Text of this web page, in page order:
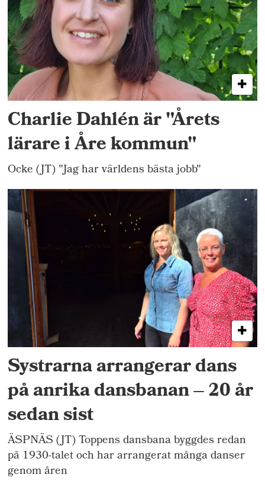
Charlie Dahlén är "Årets
lärare i Åre kommun"
Ocke (JT) "Jag har världens bästa jobb"
Systrarna arrangerar dans
på anrika dansbanan – 20 år
sedan sist
ÄSPNÄS (JT) Toppens dansbana byggdes redan
på 1930-talet och har arrangerat många danser
genom åren